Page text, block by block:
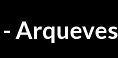
Arqueves